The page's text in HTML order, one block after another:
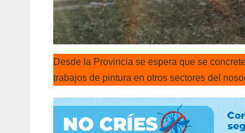
Desde la Provincia se espera que se
trabajos de pintura en otros sectores del